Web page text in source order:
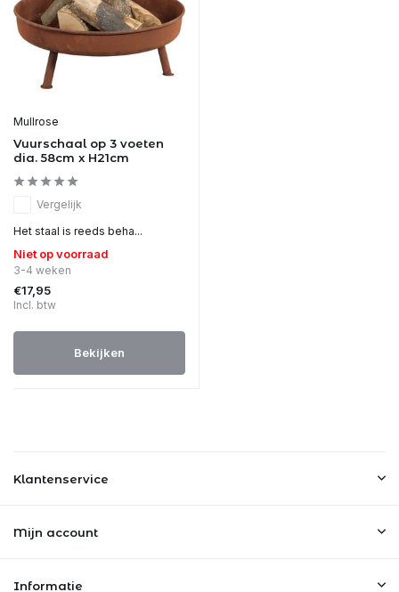
Mullrose
Vuurschaal op 3 voeten
dia. 58cm x H21cm
Vergelijk
Het staal is reeds beha...
Niet op voorraad
3-4 weken
€17,95
Incl. btw
Bekijken
Klantenservice
Mijn account
Informatie